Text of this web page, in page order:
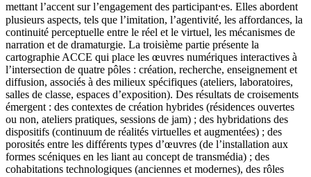
mettant l’accent sur l’engagement des participant⸱es. Elles abordent
plusieurs aspects, tels que l’imitation, l’agentivité, les affordances, la
continuité perceptuelle entre le réel et le virtuel, les mécanismes de
narration et de dramaturgie. La troisième partie présente la
cartographie ACCE qui place les œuvres numériques interactives à
l’intersection de quatre pôles : création, recherche, enseignement et
diffusion, associés à des milieux spécifiques (ateliers, laboratoires,
salles de classe, espaces d’exposition). Des résultats de croisements
émergent : des contextes de création hybrides (résidences ouvertes
ou non, ateliers pratiques, sessions de jam) ; des hybridations des
dispositifs (continuum de réalités virtuelles et augmentées) ; des
porosités entre les différents types d’œuvres (de l’installation aux
formes scéniques en les liant au concept de transmédia) ; des
cohabitations technologiques (anciennes et modernes), des rôles